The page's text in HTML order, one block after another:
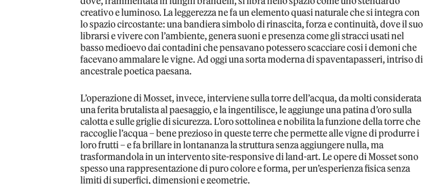
creativo e luminoso. La leggerezza ne fa un elemento quasi naturale che si integra con
lo spazio circostante: una bandiera simbolo di rinascita, forza e continuità, dove il suo
librarsi e vivere con l’ambiente, genera suoni e presenza come gli stracci usati nel
basso medioevo dai contadini che pensavano potessero scacciare cosi i demoni che
facevano ammalare le vigne. Ad oggi una sorta moderna di spaventapasseri, intriso di
ancestrale poetica paesana.
L’operazione di Mosset, invece, interviene sulla torre dell’acqua, da molti considerata
una ferita brutalista al paesaggio, e la ingentilisce, le aggiunge una patina d’oro sulla
calotta e sulle griglie di sicurezza. L’oro sottolinea e nobilita la funzione della torre che
raccoglie l’acqua – bene prezioso in queste terre che permette alle vigne di produrre i
loro frutti – e fa brillare in lontananza la struttura senza aggiungere nulla, ma
trasformandola in un intervento site-responsive di land-art. Le opere di Mosset sono
spesso una rappresentazione di puro colore e forma, per un’esperienza fisica senza
limiti di superfici, dimensioni e geometrie.